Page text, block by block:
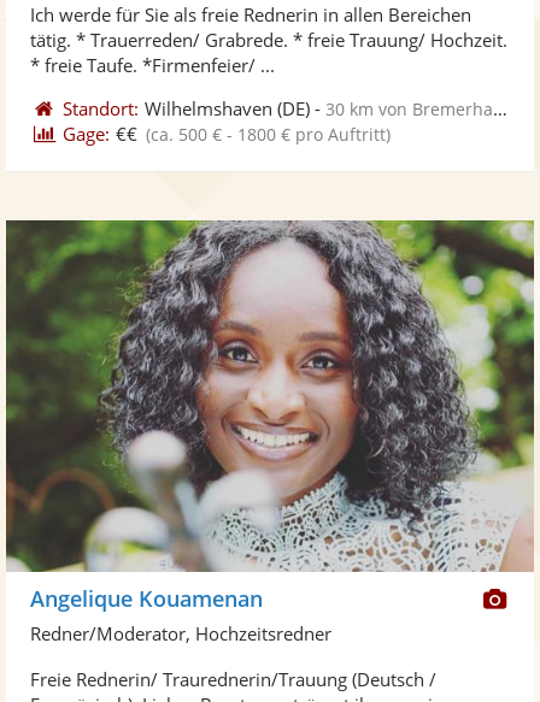
Ich werde für Sie als freie Rednerin in allen Bereichen
tätig. * Trauerreden/ Grabrede. * freie Trauung/ Hochzeit.
* freie Taufe. *Firmenfeier/ ...
Standort: Wilhelmshaven (DE) -30 km von Bremerhaven
Gage: €€ (ca. 500 € - 1800 € pro Auftritt)
Angelique Kouamenan
Redner/Moderator, Hochzeitsredner
Freie Rednerin/ Traurednerin/Trauung (Deutsch /